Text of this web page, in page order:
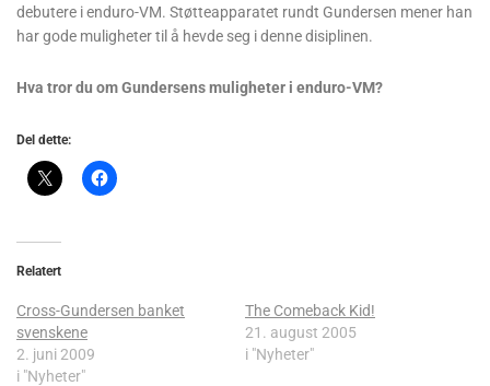
debutere i enduro-VM. Støtteapparatet rundt Gundersen mener han
har gode muligheter til å hevde seg i denne disiplinen.
Hva tror du om Gundersens muligheter i enduro-VM?
Del dette:
Relatert
Cross-Gundersen banket
svenskene
2. juni 2009
i "Nyheter"
The Comeback Kid!
21. august 2005
i "Nyheter"